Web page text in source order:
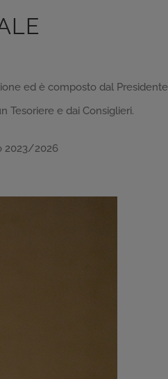
ed è composto dal Presidente
Tesoriere e dai Consiglieri.
2023/2026